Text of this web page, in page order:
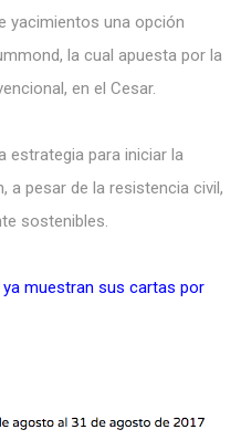
yacimientos una opción
la cual apuesta por la
en el Cesar.
estrategia para iniciar la
a pesar de la resistencia civil,
sostenibles.
muestran sus cartas por